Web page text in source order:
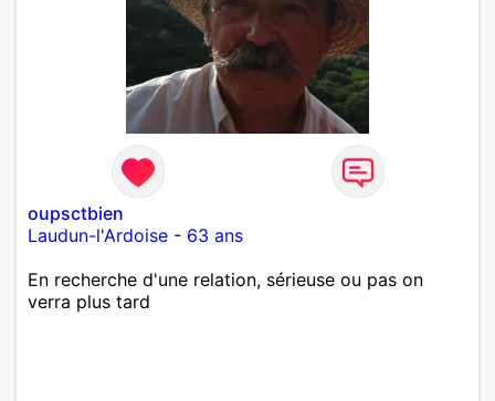
oupsctbien
Laudun-l'Ardoise - 63 ans
En recherche d'une relation, sérieuse ou pas on
verra plus tard